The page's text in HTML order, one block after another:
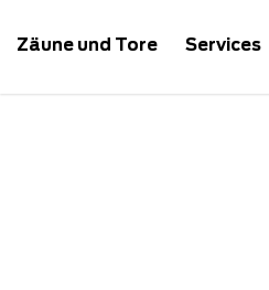
Zäune und Tore Services